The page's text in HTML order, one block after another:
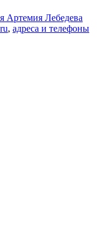
Артемия Лебедева
, адреса и телефоны